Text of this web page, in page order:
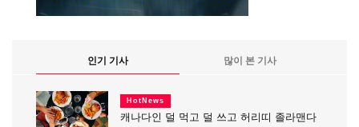
인기 기사 많이 본 기사
HotNews
캐나다인 덜 먹고 덜 쓰고 허리띠 졸라맨다